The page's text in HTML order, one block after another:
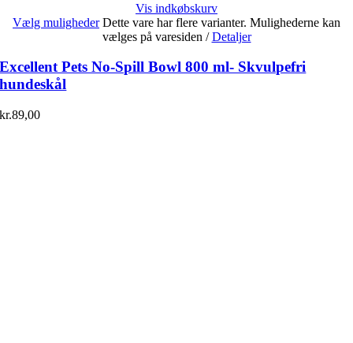
Vis indkøbskurv
Vælg muligheder Dette vare har flere varianter. Mulighederne kan
vælges på varesiden / Detaljer
Excellent Pets No-Spill Bowl 800 ml- Skvulpefri
hundeskål
kr.89,00